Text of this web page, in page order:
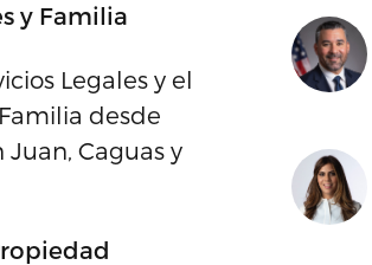
y Familia
Legales y el
desde
Caguas y